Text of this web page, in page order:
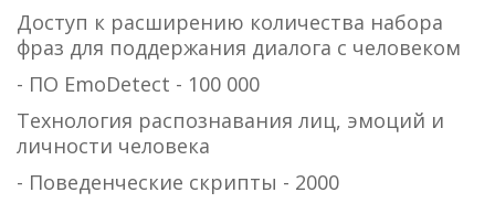
Доступ к расширению количества набора
фраз для поддержания диалога с человеком
- ПО EmoDetect - 100 000
Технология распознавания лиц, эмоций и
личности человека
- Поведенческие скрипты - 2000